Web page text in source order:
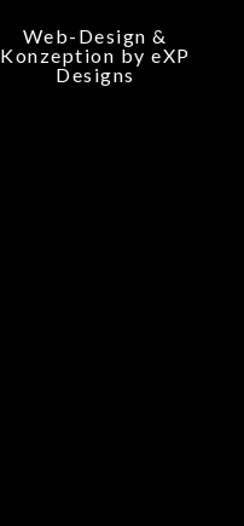
Web-Design &
Konzeption by eXP
Designs